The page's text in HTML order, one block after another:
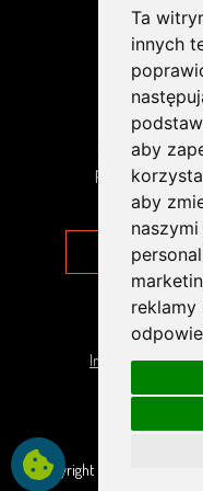
Ta
innych
aby
aby
reklamy
Dowiedz się
promocjach i
zapisania
Informacja o
Copyright © 1999-2026